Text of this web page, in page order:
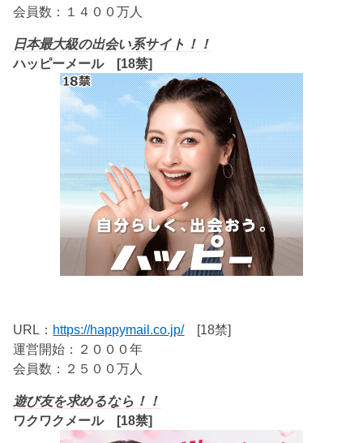
会員数：１４００万人
日本最大級の出会い系サイト！！
ハッピーメール [18禁]
URL： https://happymail.co.jp/[18禁]
運営開始：２０００年
会員数：２５００万人
遊び友を求めるなら！！
ワクワクメール [18禁]